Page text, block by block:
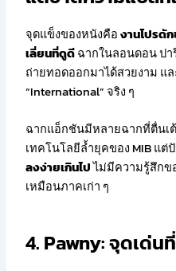
จุดแข็งของหนังคืองานโปรดั
เลี่ยนที่ดูดีฉากในลอนดอน ปา
ถ่ายทอดออกมาได้สวยงาม แ
“International” จริง ๆ
ฉากแอ็กชันมีหลายฉากที่ตื่นเ
เทคโนโลยีล้ำยุคของ MIB แ
ลงง่ายเกินไปไม่มีความรู้สึกข
เหมือนภาคเก่า ๆ
4. Pawny: จุดเด่